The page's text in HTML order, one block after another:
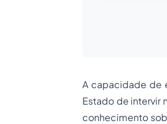
A capacidade de
Estado de intervir
conhecimento